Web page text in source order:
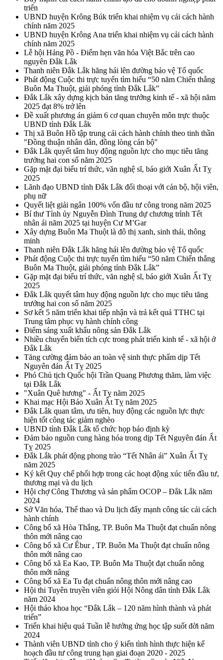
triển
UBND huyện Krông Búk triển khai nhiệm vụ cải cách hành
chính năm 2025
UBND huyện Krông Ana triển khai nhiệm vụ cải cách hành
chính năm 2025
Lễ hội Hảng Pồ - Điểm hẹn văn hóa Việt Bắc trên cao
nguyên Đắk Lắk
Thanh niên Đắk Lắk hăng hái lên đường bảo vệ Tổ quốc
Phát động Cuộc thi trực tuyến tìm hiểu “50 năm Chiến thắng
Buôn Ma Thuột, giải phóng tỉnh Đắk Lắk”
Đắk Lắk xây dựng kịch bản tăng trưởng kinh tế - xã hội năm
2025 đạt 8% trở lên
Đề xuất phương án giảm 6 cơ quan chuyên môn trực thuộc
UBND tỉnh Đắk Lắk
Thị xã Buôn Hồ tập trung cải cách hành chính theo tinh thần
"Đồng thuận nhân dân, đồng lòng cán bộ"
Đắk Lắk quyết tâm huy động nguồn lực cho mục tiêu tăng
trưởng hai con số năm 2025
Gặp mặt đại biểu trí thức, văn nghệ sĩ, báo giới Xuân Ất Tỵ
2025
Lãnh đạo UBND tỉnh Đắk Lắk đối thoại với cán bộ, hội viên,
phụ nữ
Quyết liệt giải ngân 100% vốn đầu tư công trong năm 2025
Bí thư Tỉnh ủy Nguyễn Đình Trung dự chương trình Tết
nhân ái năm 2025 tại huyện Cư M’Gar
Xây dựng Buôn Ma Thuột là đô thị xanh, sinh thái, thông
minh
Thanh niên Đắk Lắk hăng hái lên đường bảo vệ Tổ quốc
Phát động Cuộc thi trực tuyến tìm hiểu “50 năm Chiến thắng
Buôn Ma Thuột, giải phóng tỉnh Đắk Lắk”
Gặp mặt đại biểu trí thức, văn nghệ sĩ, báo giới Xuân Ất Tỵ
2025
Đắk Lắk quyết tâm huy động nguồn lực cho mục tiêu tăng
trưởng hai con số năm 2025
Sơ kết 5 năm triển khai tiếp nhận và trả kết quả TTHC tại
Trung tâm phục vụ hành chính công
Điểm sáng xuất khẩu nông sản Đắk Lắk
Nhiều chuyển biến tích cực trong phát triển kinh tế - xã hội ở
Đắk Lắk
Tăng cường đảm bảo an toàn vệ sinh thực phẩm dịp Tết
Nguyên đán Ất Tỵ 2025
Phó Chủ tịch Quốc hội Trần Quang Phương thăm, làm việc
tại Đắk Lắk
"Xuân Quê hương" - Ất Tỵ năm 2025
Khai mạc Hội Báo Xuân Ất Tỵ năm 2025
Đắk Lắk quan tâm, ưu tiên, huy động các nguồn lực thực
hiện tốt công tác giảm nghèo
UBND tỉnh Đắk Lắk tổ chức họp báo định kỳ
Đảm bảo nguồn cung hàng hóa trong dịp Tết Nguyên đán Ất
Tỵ 2025
Đắk Lắk phát động phong trào “Tết Nhân ái” Xuân Ất Tỵ
năm 2025
Ký kết Quy chế phối hợp trong các hoạt động xúc tiến đầu tư,
thương mại và du lịch
Hội chợ Công Thương và sản phẩm OCOP – Đắk Lắk năm
2024
Sở Văn hóa, Thể thao và Du lịch đẩy mạnh công tác cải cách
hành chính
Công bố xã Hòa Thắng, TP. Buôn Ma Thuột đạt chuẩn nông
thôn mới nâng cao
Công bố xã Cư Êbur , TP. Buôn Ma Thuột đạt chuẩn nông
thôn mới nâng cao
Công bố xã Ea Kao, TP. Buôn Ma Thuột đạt chuẩn nông
thôn mới nâng
Công bố xã Ea Tu đạt chuẩn nông thôn mới nâng cao
Hội thi Tuyên truyền viên giỏi Hội Nông dân tỉnh Đắk Lắk
năm 2024
Hội thảo khoa học “Đắk Lắk – 120 năm hình thành và phát
triển”
Triển khai hiệu quả Tuần lễ hưởng ứng học tập suốt đời năm
2024
Thành viên UBND tỉnh cho ý kiến tình hình thực hiện kế
hoạch đầu tư công trung hạn giai đoạn 2020 - 2025